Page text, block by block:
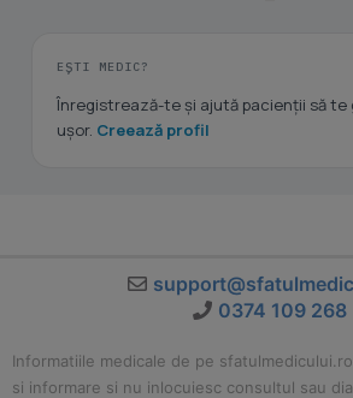
EȘTI MEDIC?
Înregistrează-te și ajută pacienții să te
ușor. Creează profil
0374 109 268
Informatiile medicale de pe
si informare si nu inlocuiesc consultul sau